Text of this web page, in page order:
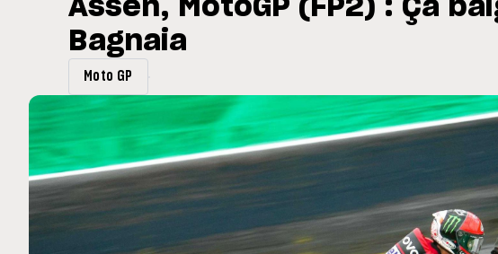
club spécial dans
MOTO GP
Silverstone : Horaires et Programme du
Grande-Bretagne
Assen, MotoGP (FP2) : Ça
Bagnaia
Moto GP